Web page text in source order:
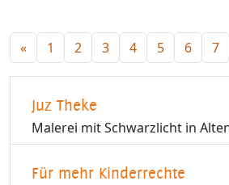
« 1 2 3 4 5 6 7
Juz Theke
Malerei mit Schwarzlicht in
Für mehr Kinderrechte